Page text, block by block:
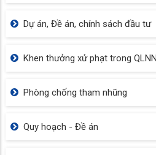
Dự án, Đề án, chính sách đầu tư
Khen thưởng xử phạt trong QLNN
Phòng chống tham nhũng
Quy hoạch - Đề án